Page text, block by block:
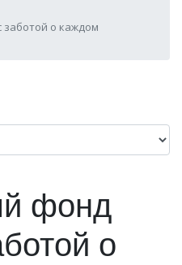
заботой о каждом
фонд
о